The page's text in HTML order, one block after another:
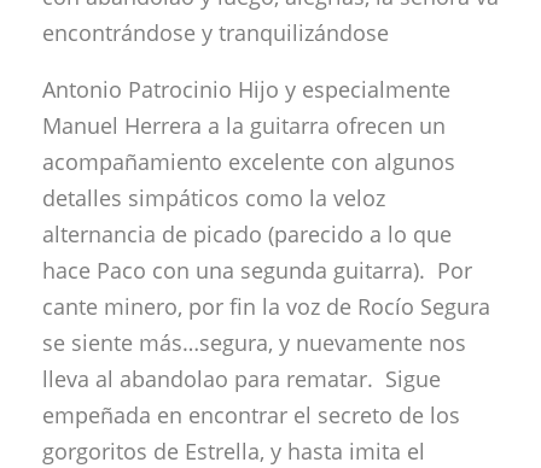
encontrándose y tranquilizándose
Antonio Patrocinio Hijo y especialmente
Manuel Herrera a la guitarra ofrecen un
acompañamiento excelente con algunos
detalles simpáticos como la veloz
alternancia de picado (parecido a lo que
hace Paco con una segunda guitarra). Por
cante minero, por fin la voz de Rocío Segura
se siente más…segura, y nuevamente nos
lleva al abandolao para rematar. Sigue
empeñada en encontrar el secreto de los
gorgoritos de Estrella, y hasta imita el